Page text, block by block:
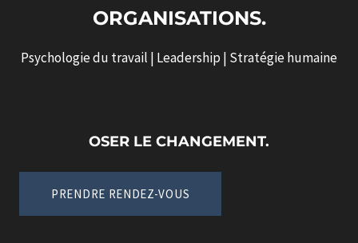
ORGANISATIONS.
Psychologie du travail | Leadership | Stratégie humaine
OSER LE CHANGEMENT.
PRENDRE RENDEZ-VOUS